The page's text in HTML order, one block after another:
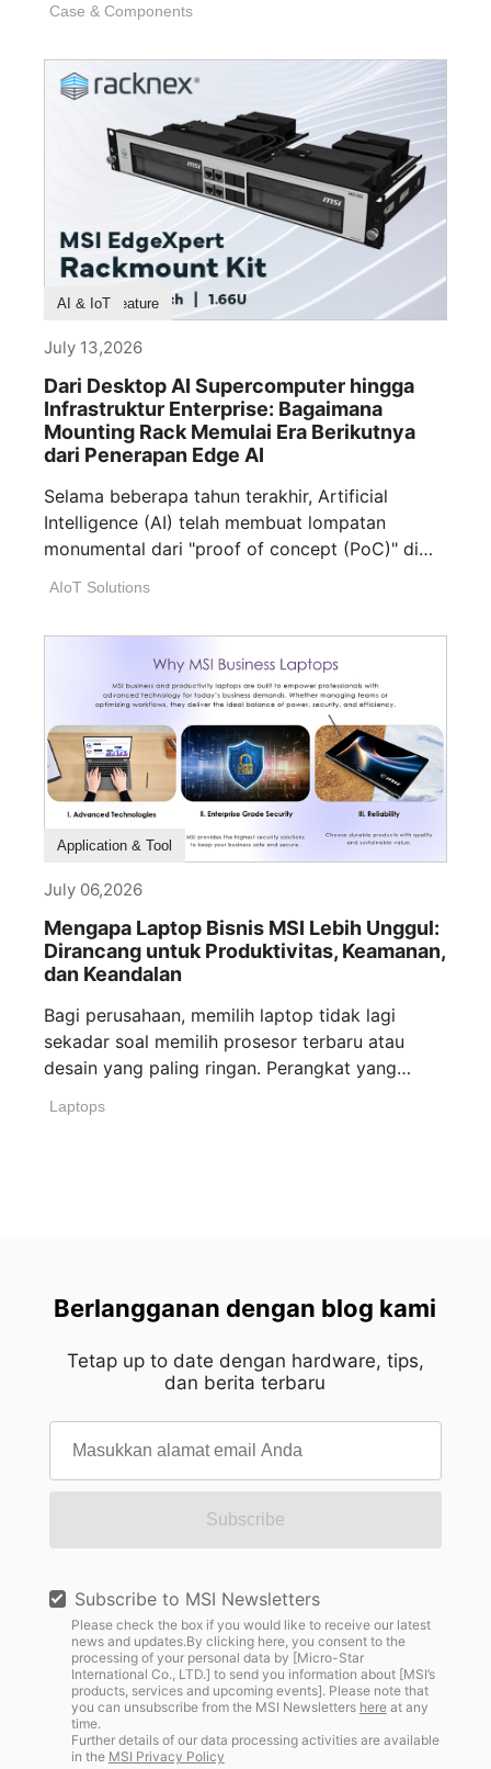
Case & Components
Product Feature
AI & IoT
July 13,2026
Dari Desktop AI Supercomputer hingga
Infrastruktur Enterprise: Bagaimana
Mounting Rack Memulai Era Berikutnya
dari Penerapan Edge AI
Selama beberapa tahun terakhir, Artificial
Intelligence (AI) telah membuat lompatan
monumental dari "proof of concept (PoC)" di
AIoT Solutions
Product Feature
Branding
Opinion Article
Application & Tool
July 06,2026
Mengapa Laptop Bisnis MSI Lebih Unggul:
Dirancang untuk Produktivitas, Keamanan,
dan Keandalan
Bagi perusahaan, memilih laptop tidak lagi
sekadar soal memilih prosesor terbaru atau
desain yang paling ringan. Perangkat yang
Laptops
Berlangganan dengan blog kami
Tetap up to date dengan hardware, tips,
dan berita terbaru
Subscribe
Subscribe to MSI Newsletters
Please check the box if you would like to receive our latest
news and updates.By clicking here, you consent to the
processing of your personal data by [Micro-Star
International Co., LTD.] to send you information about [MSI’s
products, services and upcoming events]. Please note that
you can unsubscribe from the MSI Newsletters hereat any
time.
Further details of our data processing activities are available
in the MSI Privacy Policy